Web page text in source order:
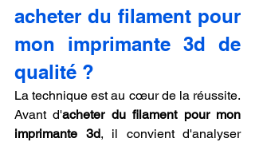
acheter du filament pour
mon imprimante 3d de
qualité ?
La technique est au cœur de la réussite.
Avant d'acheter du filament pour mon
imprimante 3d, il convient d'analyser